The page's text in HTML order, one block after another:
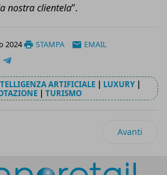
nostra clientela”.
2024 STAMPA
EMAIL
ARTIFICIALE | LUXURY |
| TURISMO
SentinelOne al vertice dellaArticolo
Avanti